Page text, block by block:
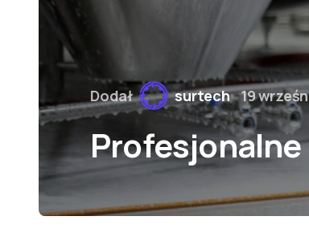
Dodał surtech 19